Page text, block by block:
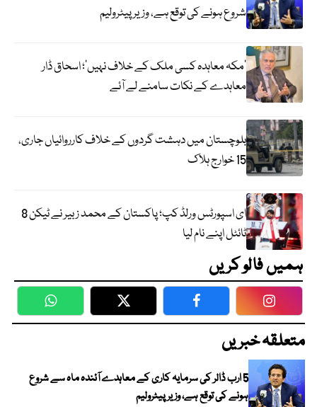
شروع ہونے کی توقع ہے، وزیر پیٹرولیم
‘مکہ معاہدہ کسی ملک کے خلاف نہیں’؛ اسحاق ڈار
معاہدے کے نکات سامنے لے آئے
بلوچستان میں دہشت گردوں کے خلاف کارروائیاں جاری،
15 خوارج ہلاک
ای اسپورٹس ورلڈ کپ؛ پاکستان کے محمد زبیر نے ٹیکن 8
ٹائٹل اپنے نام لیا
ہمیں فالو کریں
WhatsApp Twitter Facebook
متعلقہ خبریں
5 ارب ڈالر کی سرمایہ کاری کے معاہدے آئندہ ماہ سے شروع
ہونے کی توقع ہے، وزیر پیٹرولیم